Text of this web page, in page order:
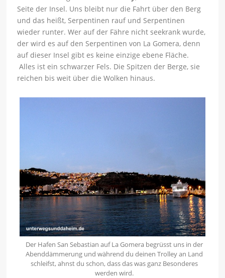
Seite der Insel. Uns bleibt nur die Fahrt über den Berg
und das heißt, Serpentinen rauf und Serpentinen
wieder runter. Wer auf der Fähre nicht seekrank wurde,
der wird es auf den Serpentinen von La Gomera, denn
auf dieser Insel gibt es keine einzige ebene Fläche.
Alles ist ein schwarzer Fels. Die Spitzen der Berge, sie
reichen bis weit über die Wolken hinaus.
Der Hafen San Sebastian auf La Gomera begrüsst uns in der
Abenddämmerung und während du deinen Trolley an Land
schleifst, ahnst du schon, dass das was ganz Besonderes
werden wird.